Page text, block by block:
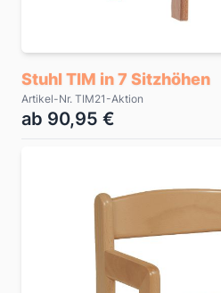
Stuhl TIM in 7 Sitzhöhen
Artikel-Nr. TIM21-Aktion
ab 90,95 €